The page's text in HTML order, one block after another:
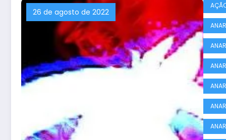
26 de agosto de 2022